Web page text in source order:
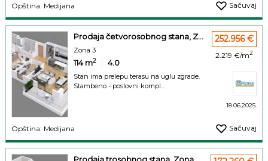
Opština: Medijana Sačuvaj
Prodaja četvorosobnog stana, Z...
Zona 3
114m2 4.0
Stan ima prelepu terasu na uglu zgrade.
Stambeno - poslovni kompl...
252.956 €
2.219 €/m2
18.06.2025.
Opština: Medijana Sačuvaj